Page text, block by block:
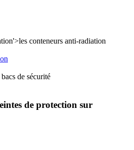
conteneurs anti-radiation
de sécurité
de protection sur